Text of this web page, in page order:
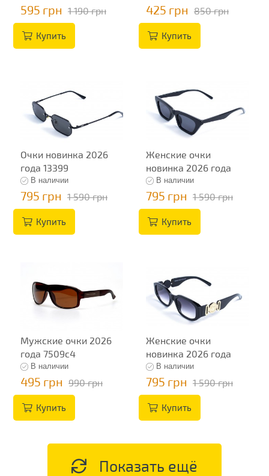
595 грн 1 190 грн
Купить
425 грн 850 грн
Купить
Очки новинка 2026
года 13399
В наличии
795 грн 1 590 грн
Купить
Женские очки
новинка 2026 года
13482
В наличии
795 грн 1 590 грн
Купить
Мужские очки 2026
года 7509c4
В наличии
495 грн 990 грн
Купить
Женские очки
новинка 2026 года
13496
В наличии
795 грн 1 590 грн
Купить
Показать ещё